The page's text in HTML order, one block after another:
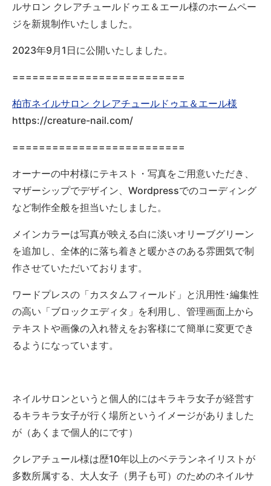
ルサロン クレアチュールドゥエ＆エール様のホームペー
ジを新規制作いたしました。
2023年9月1日に公開いたしました。
==========================
柏市ネイルサロン クレアチュールドゥエ＆エール様
https://creature-nail.com/
==========================
オーナーの中村様にテキスト・写真をご用意いただき、
マザーシップでデザイン、Wordpressでのコーディング
など制作全般を担当いたしました。
メインカラーは写真が映える白に淡いオリーブグリーン
を追加し、全体的に落ち着きと暖かさのある雰囲気で制
作させていただいております。
ワードプレスの「カスタムフィールド」と汎用性･編集性
の高い「ブロックエディタ」を利用し、管理画面上から
テキストや画像の入れ替えをお客様にて簡単に変更でき
るようになっています。
ネイルサロンというと個人的にはキラキラ女子が経営す
るキラキラ女子が行く場所というイメージがありました
が（あくまで個人的にです）
クレアチュール様は歴10年以上のベテランネイリストが
多数所属する、大人女子（男子も可）のためのネイルサ